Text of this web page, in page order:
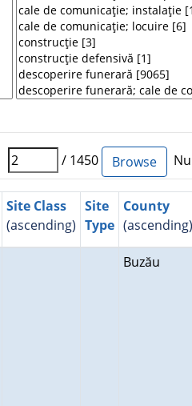
/ 1450
Site Class
(ascending)
Site
Type
County
(ascending)
Buzău